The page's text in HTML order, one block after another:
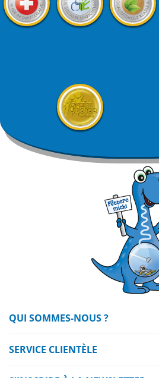
QUI SOMMES-NOUS ?
SERVICE CLIENTÈLE